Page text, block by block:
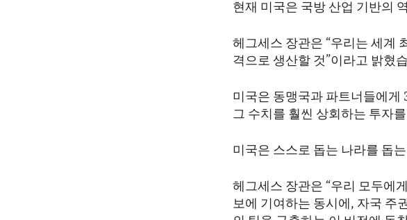
현재 미국은 국방 산업 기반의
헤그세스 장관은 “우리는 세계
격으로 생산할 것”이라고 밝혔
미국은 동맹국과 파트너들에게
그 수치를 훨씬 상회하는 투자
미국은 스스로 돕는 나라를 돕
헤그세스 장관은 “우리 모두에
보에 기여하는 동시에, 자국 주